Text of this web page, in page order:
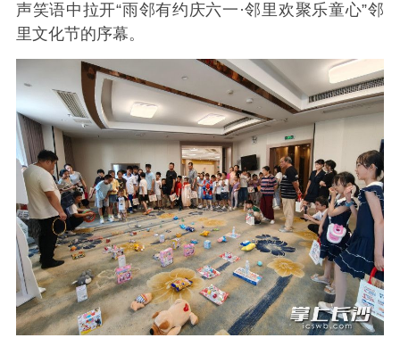
声笑语中拉开“雨邻有约庆六一·邻里欢聚乐童心”邻
里文化节的序幕。